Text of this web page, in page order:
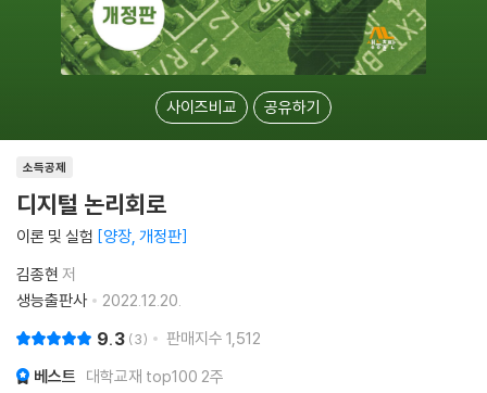
사이즈비교 공유하기
소득공제
디지털 논리회로
이론 및 실험 양장, 개정판
김종현 저
생능출판사
2022.12.20.
9.3 3 판매지수 1,512
베스트 대학교재 top100 2주